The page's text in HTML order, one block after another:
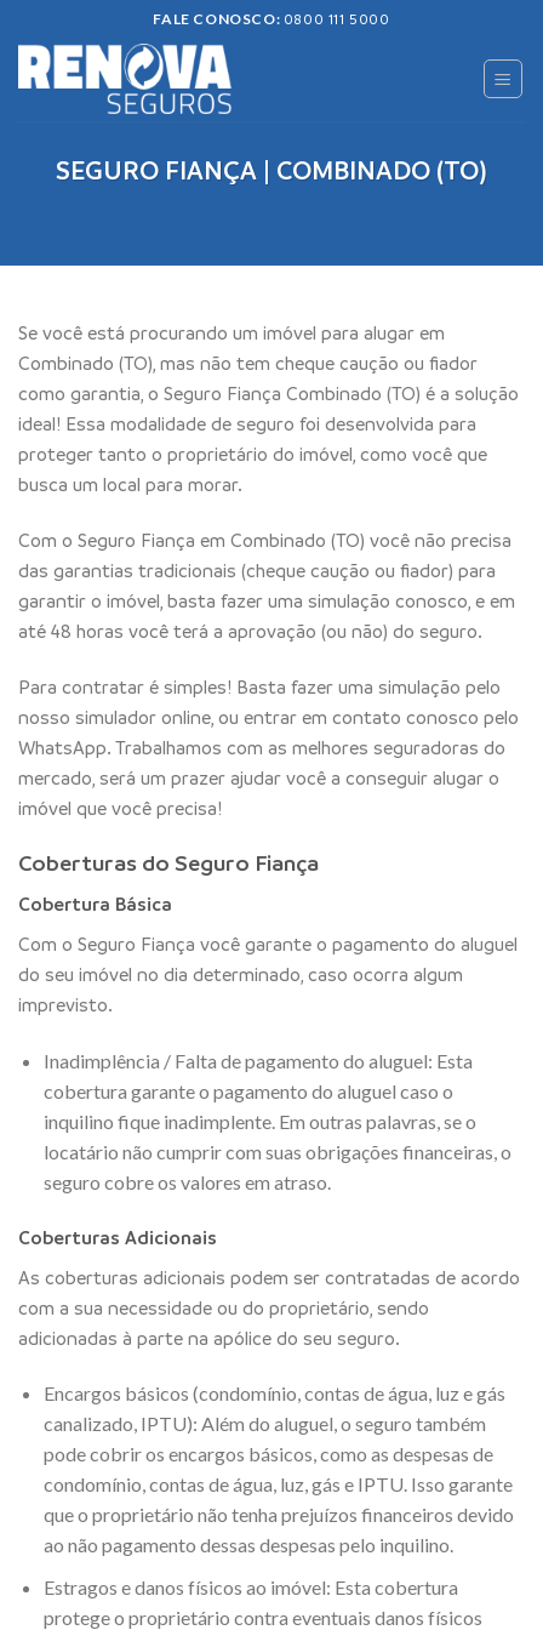
to
content
FALE CONOSCO: 0800 111 5000
SEGURO FIANÇA | COMBINADO (TO)
Se você está procurando um imóvel para alugar em
Combinado (TO), mas não tem cheque caução ou fiador
como garantia, o Seguro Fiança Combinado (TO) é a solução
ideal! Essa modalidade de seguro foi desenvolvida para
proteger tanto o proprietário do imóvel, como você que
busca um local para morar.
Com o Seguro Fiança em Combinado (TO) você não precisa
das garantias tradicionais (cheque caução ou fiador) para
garantir o imóvel, basta fazer uma simulação conosco, e em
até 48 horas você terá a aprovação (ou não) do seguro.
Para contratar é simples! Basta fazer uma simulação pelo
nosso simulador online, ou entrar em contato conosco pelo
WhatsApp. Trabalhamos com as melhores seguradoras do
mercado, será um prazer ajudar você a conseguir alugar o
imóvel que você precisa!
Coberturas do Seguro Fiança
Cobertura Básica
Com o Seguro Fiança você garante o pagamento do aluguel
do seu imóvel no dia determinado, caso ocorra algum
imprevisto.
Inadimplência / Falta de pagamento do aluguel: Esta
cobertura garante o pagamento do aluguel caso o
inquilino fique inadimplente. Em outras palavras, se o
locatário não cumprir com suas obrigações financeiras, o
seguro cobre os valores em atraso.
Coberturas Adicionais
As coberturas adicionais podem ser contratadas de acordo
com a sua necessidade ou do proprietário, sendo
adicionadas à parte na apólice do seu seguro.
Encargos básicos (condomínio, contas de água, luz e gás
canalizado, IPTU): Além do aluguel, o seguro também
pode cobrir os encargos básicos, como as despesas de
condomínio, contas de água, luz, gás e IPTU. Isso garante
que o proprietário não tenha prejuízos financeiros devido
ao não pagamento dessas despesas pelo inquilino.
Estragos e danos físicos ao imóvel: Esta cobertura
protege o proprietário contra eventuais danos físicos